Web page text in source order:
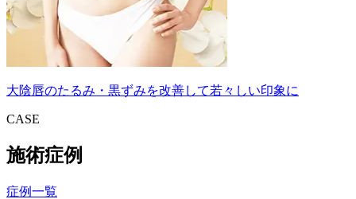
大陰唇のたるみ・黒ずみを改善して若々しい印象に
CASE
施術症例
症例一覧